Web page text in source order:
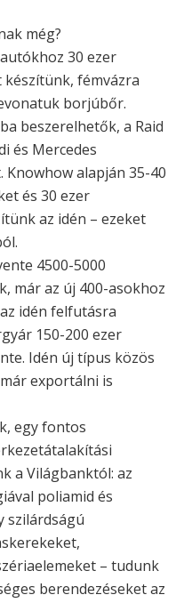
még?
30 ezer
fémvázra
borjúbőr.
beszerelhetők, a Raid
és Mercedes
alapján 35-40
és 30 ezer
az idén – ezeket
4500-5000
már az új 400-asokhoz
idén felfutásra
150-200 ezer
Idén új típus közös
exportálni is
egy fontos
a Világbanktól: az
poliamid és
szilárdságú
– tudunk
berendezéseket az